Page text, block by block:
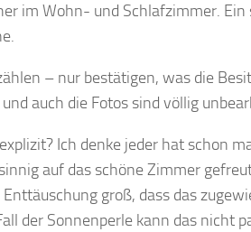
im Wohn- und Schlafzimmer.
– nur bestätigen, was die
auch die Fotos sind völlig
Ich denke jeder hat schon
auf das schöne Zimmer
groß, dass das
der Sonnenperle kann das nicht